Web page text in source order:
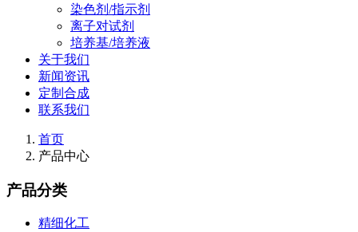
染色剂/指示剂
离子对试剂
培养基/培养液
关于我们
新闻资讯
定制合成
联系我们
首页
产品中心
产品分类
精细化工